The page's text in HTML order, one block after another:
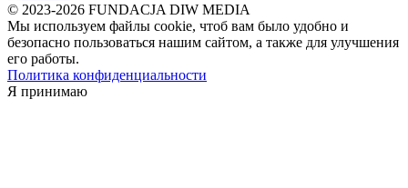
© 2023-2026 FUNDACJA DIW MEDIA
Мы используем файлы cookie, чтоб вам было удобно и
безопасно пользоваться нашим сайтом, а также для улучшения
его работы.
Политика конфиденциальности
Я принимаю